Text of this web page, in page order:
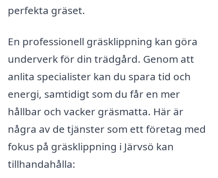
perfekta gräset.
En professionell gräsklippning kan göra
underverk för din trädgård. Genom att
anlita specialister kan du spara tid och
energi, samtidigt som du får en mer
hållbar och vacker gräsmatta. Här är
några av de tjänster som ett företag med
fokus på gräsklippning i Järvsö kan
tillhandahålla: